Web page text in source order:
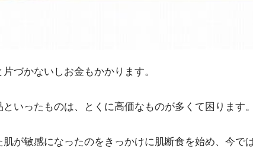
づかないしお金もかかります。
いったものは、とくに高価なものが多くて困ります。
が敏感になったのをきっかけに肌断食を始め、今で